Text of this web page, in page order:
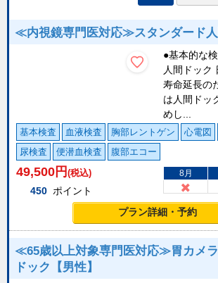
≪内視鏡専門医対応≫スタンダード人
●基本的な
人間ドック
寿命延長の
は人間ドッ
めし...
基本検査 血液検査 胸部レントゲン 心電図
尿検査
便潜血検査 腹部エコー
49,500 円 (税込)
450 ポイント
8月
プラン詳細・予約
≪65歳以上対象専門医対応≫胃カメ
ドック【男性】